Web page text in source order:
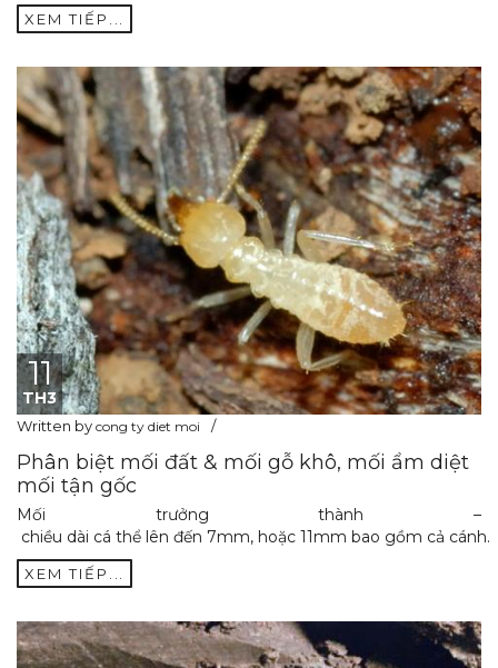
XEM TIẾP...
11
TH3
Written by cong ty diet moi
Phân biệt mối đất & mối gỗ khô, mối ẩm diệt
mối tận gốc
Mối trưởng thành –
chiều dài cá thể lên đến 7mm, hoặc 11mm bao gồm cả cánh.
XEM TIẾP...